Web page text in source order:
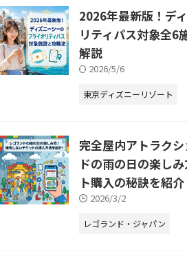
2026年最新版！デ
リティパス対象全6
解説
2026/5/6
東京ディズニーリゾート
完全屋内アトラク
ドの雨の日の楽し
ト購入の秘訣を紹介
2026/3/2
レゴランド・ジャパン